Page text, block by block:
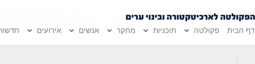
דף הבית פקולטה תוכניות מחקר אנשים אירועים